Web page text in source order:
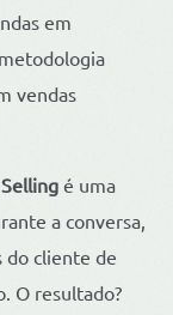
em
vendas
é uma
a conversa,
do cliente de
O resultado?